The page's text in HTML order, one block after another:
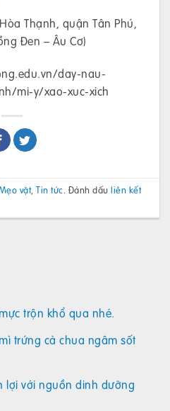
Thạnh, quận Tân Phú,
Đen – Âu Cơ)
day-nau-
mi-y/xao-xuc-xich
vặt,Tin tức. Đánh dấuliên kết
trộn khổ qua nhé.
trứng cà chua ngâm sốt
lợi với nguồn dinh dưỡng